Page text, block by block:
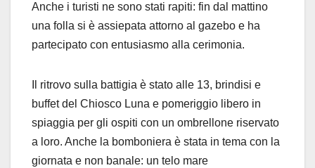
Anche i turisti ne sono stati rapiti: fin dal mattino
una folla si è assiepata attorno al gazebo e ha
partecipato con entusiasmo alla cerimonia.
Il ritrovo sulla battigia è stato alle 13, brindisi e
buffet del Chiosco Luna e pomeriggio libero in
spiaggia per gli ospiti con un ombrellone riservato
a loro. Anche la bomboniera è stata in tema con la
giornata e non banale: un telo mare